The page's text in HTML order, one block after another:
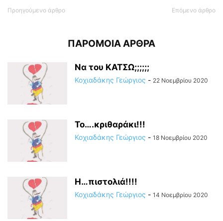
Προηγούμενο άρθρο Επόμενο άρθρο
ΠΑΡΟΜΟΙΑ ΑΡΘΡΑ
Να του ΚΑΤΣΩ;;;;;;
Κοχιαδάκης Γεώργιος - 22 Νοεμβρίου 2020
Το….κριθαράκι!!!
Κοχιαδάκης Γεώργιος - 18 Νοεμβρίου 2020
Η…πιστολιά!!!!
Κοχιαδάκης Γεώργιος - 14 Νοεμβρίου 2020